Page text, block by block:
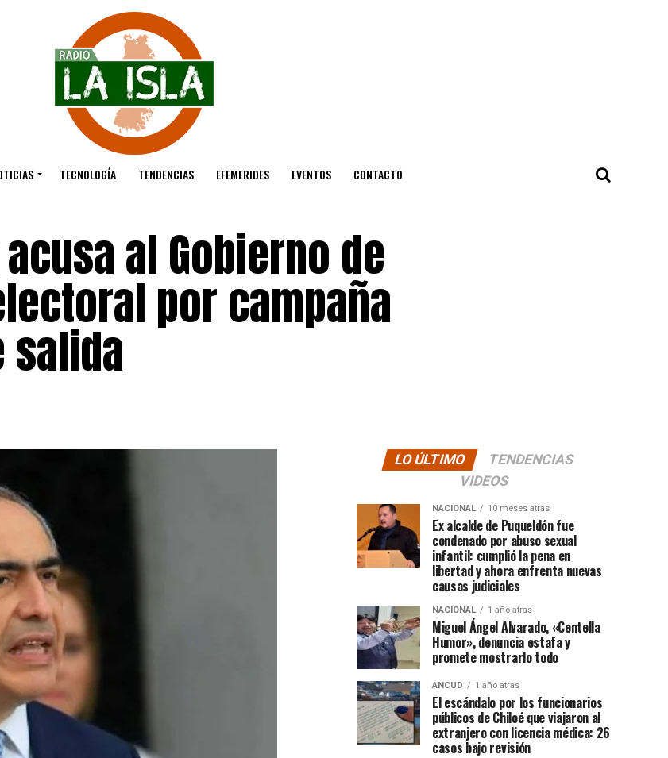
TECNOLOGÍA TENDENCIAS EFEMERIDES EVENTOS CONTACTO
al Gobierno de
por campaña
LO ÚLTIMO
TENDENCIAS
VIDEOS
NACIONAL 10 meses atras
Ex alcalde de Puqueldón fue
condenado por abuso sexual
infantil: cumplió la pena en
libertad y ahora enfrenta nuevas
causas judiciales
NACIONAL 1 año atras
Miguel Ángel Alvarado, «Centella
Humor», denuncia estafa y
promete mostrarlo todo
ANCUD 1 año atras
El escándalo por los funcionarios
públicos de Chiloé que viajaron al
extranjero con licencia médica: 26
casos bajo revisión